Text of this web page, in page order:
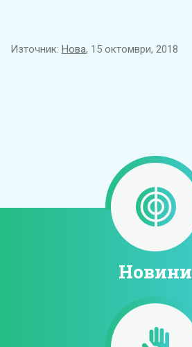
Източник: Нова, 15 октомври, 2018
Новини